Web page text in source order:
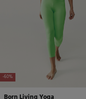
-60%